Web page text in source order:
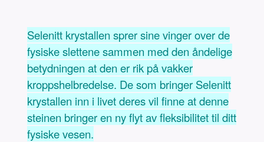
Selenitt krystallen sprer sine vinger over de
fysiske slettene sammen med den åndelige
betydningen at den er rik på vakker
kroppshelbredelse. De som bringer Selenitt
krystallen inn i livet deres vil finne at denne
steinen bringer en ny flyt av fleksibilitet til ditt
fysiske vesen.